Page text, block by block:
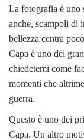
La fotografia è uno
anche, scampoli di
bellezza centra
Capa è uno dei
chiedetemi come
momenti che
guerra.
Questo è uno dei
Capa. Un altro